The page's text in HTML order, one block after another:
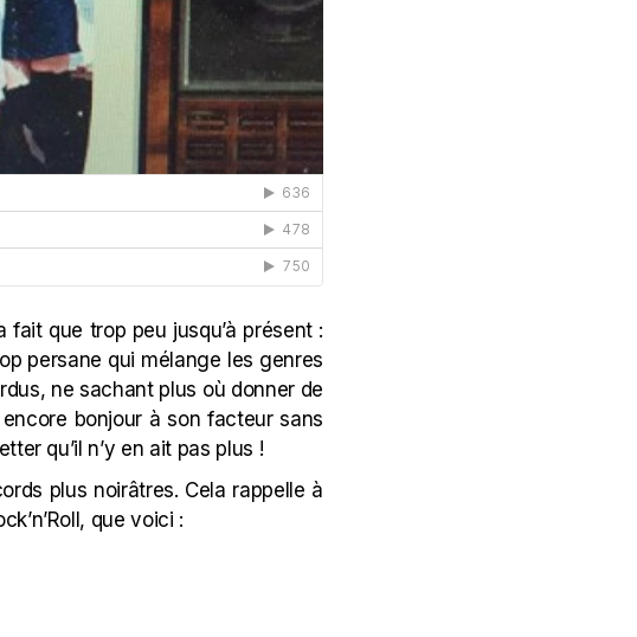
fait que trop peu jusqu’à présent :
persane qui mélange les genres
ne sachant plus où donner de
bonjour à son facteur sans
qu’il n’y en ait pas plus !
plus noirâtres. Cela rappelle à
que voici :